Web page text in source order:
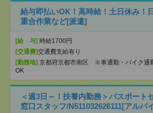
給与即払いOK！高時給！土日休み！
重合作業など[派遣]
[給 与] 時給1700円
[交通費]交通費支給有り
[勤務地] 京都府京都市南区 ※車通勤・バイク通
OK
＜週3日～！扶養内勤務＞パスポート
窓口スタッフ/N511032626111[アルバ